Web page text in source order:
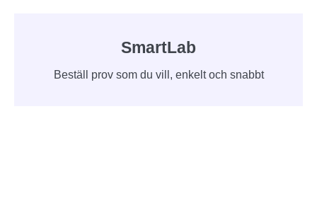
SmartLab
Beställ prov som du vill, enkelt och snabbt